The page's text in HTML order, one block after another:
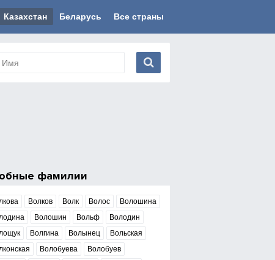
Казахстан Беларусь Все страны
фамилии
Волков Волк Волос
Волошина
Волошин Вольф
Володин
Волгина Волынец
Вольская
Волобуева
Волобуев